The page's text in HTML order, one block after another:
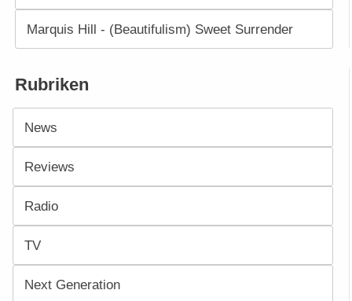
Marquis Hill - (Beautifulism) Sweet Surrender
Rubriken
News
Reviews
Radio
TV
Next Generation